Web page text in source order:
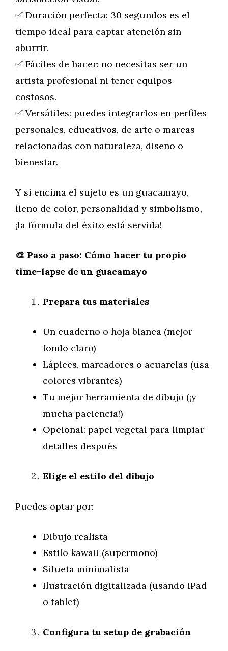
✅ Duración perfecta: 30 segundos es el
tiempo ideal para captar atención sin
aburrir.
✅ Fáciles de hacer: no necesitas ser un
artista profesional ni tener equipos
costosos.
✅ Versátiles: puedes integrarlos en perfiles
personales, educativos, de arte o marcas
relacionadas con naturaleza, diseño o
bienestar.
Y si encima el sujeto es un guacamayo,
lleno de color, personalidad y simbolismo,
¡la fórmula del éxito está servida!
🎨 Paso a paso: Cómo hacer tu propio
time-lapse de un guacamayo
Prepara tus materiales
Un cuaderno o hoja blanca (mejor
fondo claro)
Lápices, marcadores o acuarelas (usa
colores vibrantes)
Tu mejor herramienta de dibujo (¡y
mucha paciencia!)
Opcional: papel vegetal para limpiar
detalles después
Elige el estilo del dibujo
Puedes optar por:
Dibujo realista
Estilo kawaii (supermono)
Silueta minimalista
Ilustración digitalizada (usando iPad
o tablet)
Configura tu setup de grabación